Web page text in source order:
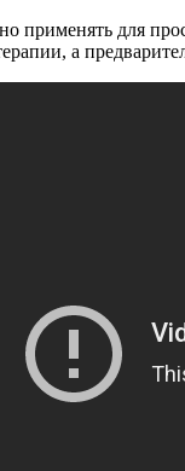
применять для
а